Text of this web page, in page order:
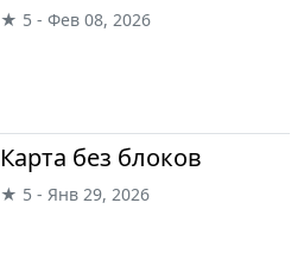
★ 5 - Фев 08, 2026
Карта без блоков
★ 5 - Янв 29, 2026